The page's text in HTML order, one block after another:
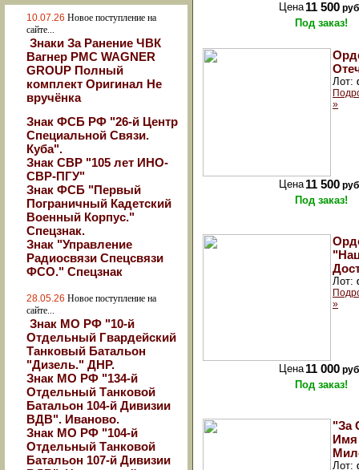
10.07.26 Новое поступление на
сайте...
Знаки За Ранение ЧВК
Вагнер РМС WAGNER
GROUP Полный
комплект Оригинал Не
вручёнка
Знак ФСБ РФ "26-й Центр
Специальной Связи.
Куба".
Знак СВР "105 лет ИНО-
СВР-ПГУ"
Знак ФСБ "Первый
Пограничный Кадетский
Военный Корпус."
Спецзнак.
Знак "Управление
Радиосвязи Спецсвязи
ФСО." Спецзнак
28.05.26 Новое поступление на
сайте...
Знак МО РФ "10-й
Отдельный Гвардейский
Танковый Батальон
"Дизель." ДНР.
Знак МО РФ "134-й
Отдельный Танковой
Батальон 104-й Дивизии
ВДВ". Иваново.
Знак МО РФ "104-й
Отдельный Танковой
Батальон 107-й Дивизии
Цена 11 500
Под заказ!
Лот:
»
Цена 11 500
Под заказ!
Лот:
»
Цена 11 000
Под заказ!
"За
Имя
Лот: